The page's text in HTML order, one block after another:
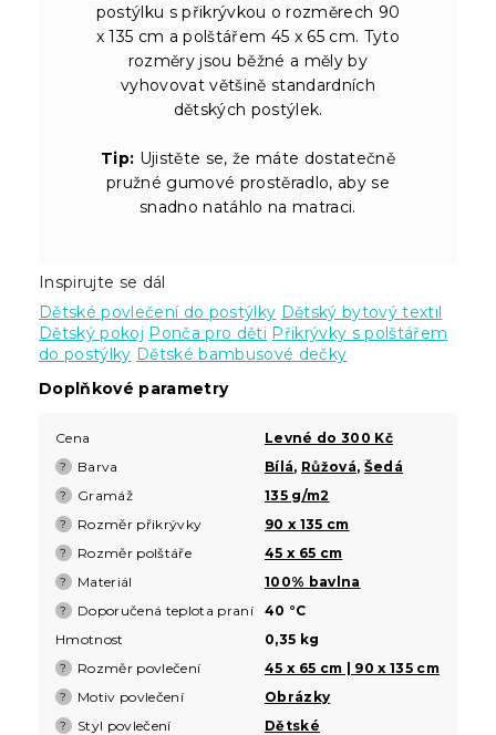
postýlku s přikrývkou o rozměrech 90
x 135 cm a polštářem 45 x 65 cm. Tyto
rozměry jsou běžné a měly by
vyhovovat většině standardních
dětských postýlek.
Tip: Ujistěte se, že máte dostatečně
pružné gumové prostěradlo, aby se
snadno natáhlo na matraci.
Inspirujte se dál
Dětské povlečení do postýlky Dětský bytový textil
Dětský pokoj Ponča pro děti Přikrývky s polštářem
do postýlky Dětské bambusové dečky
Doplňkové parametry
Cena Levné do 300 Kč
? Barva Bílá, Růžová, Šedá
? Gramáž 135 g/m2
? Rozměr přikrývky 90 x 135 cm
? Rozměr polštáře 45 x 65 cm
? Materiál 100% bavlna
? Doporučená teplota praní
40 °C
Hmotnost
0,35 kg
? Rozměr povlečení 45 x 65 cm | 90 x 135 cm
? Motiv povlečení Obrázky
? Styl povlečení Dětské